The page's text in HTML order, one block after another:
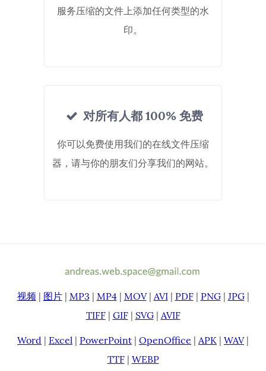
服务压缩的文件上添加任何类型的水
印。
对所有人都 100% 免费
你可以免费使用我们的在线文件压缩
器，请与你的朋友们分享我们的网站。
视频 | 图片| MP3 | MP4| MOV| AVI| PDF| PNG| JPG|
TIFF| GIF| SVG| AVIF
Word | Excel | PowerPoint | OpenOffice | APK | WAV|
TTF| WEBP